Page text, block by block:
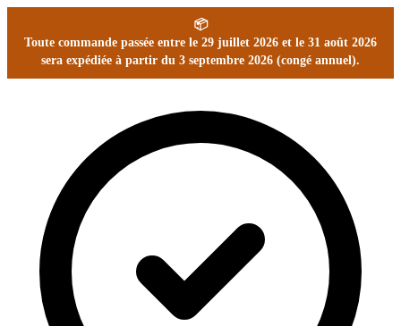
📦
Toute commande passée entre le 29 juillet 2026 et le 31 août 2026
sera expédiée à partir du 3 septembre 2026 (congé annuel).